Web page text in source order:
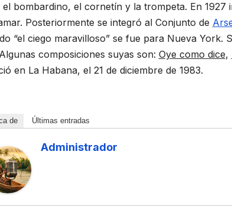
el bombardino, el cornetín y la trompeta. En
Posteriormente se integró al Conjunto de
“el ciego maravilloso” se fue para Nueva
composiciones suyas son: Oye como dice,
en La Habana, el 21 de diciembre de 1983.
de Últimas entradas
Administrador